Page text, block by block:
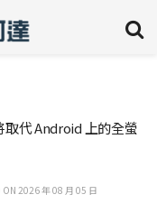
代 Android 上的全螢
ON 2026 年 08 月 05 日